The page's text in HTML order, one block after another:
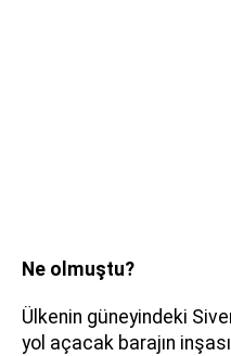
Ne olmuştu?
Ülkenin güneyindeki
yol açacak barajın